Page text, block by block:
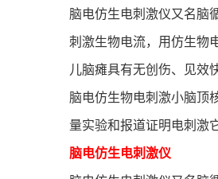
脑电仿生电刺激仪又名脑
刺激生物电流，用仿生物
儿脑瘫具有无创伤、见效
脑电仿生物电刺激小脑顶
量实验和报道证明电刺激
脑电仿生电刺激仪